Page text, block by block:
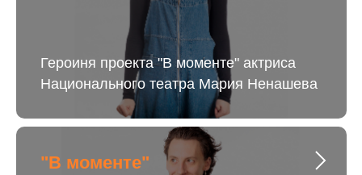
Героиня проекта "В моменте" актриса
Национального театра Мария Ненашева
"В моменте"